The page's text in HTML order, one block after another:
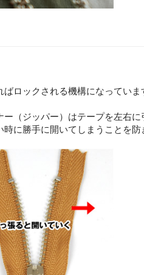
ロックされる機構になっていま
（ジッパー）はテープを左右
に勝手に開いてしまうことを防